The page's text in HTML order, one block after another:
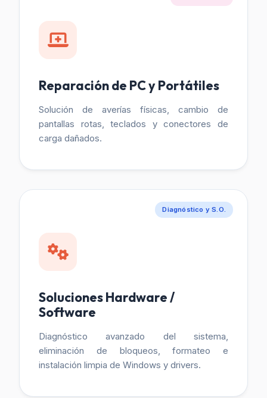
Reparación de PC y Portátiles
Solución de averías físicas, cambio de
pantallas rotas, teclados y conectores de
carga dañados.
Diagnóstico y S.O.
Soluciones Hardware /
Software
Diagnóstico avanzado del sistema,
eliminación de bloqueos, formateo e
instalación limpia de Windows y drivers.